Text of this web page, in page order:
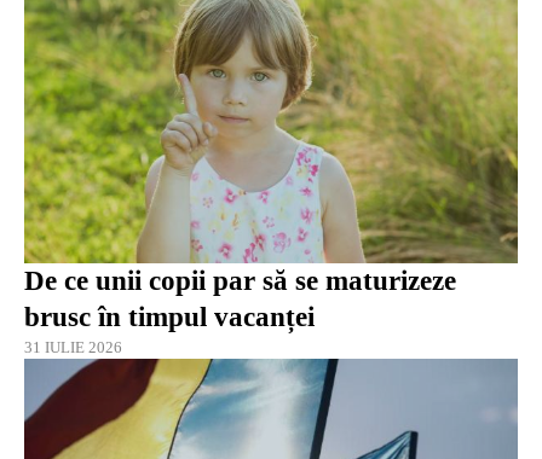
De ce unii copii par să se maturizeze
brusc în timpul vacanței
31 IULIE 2026